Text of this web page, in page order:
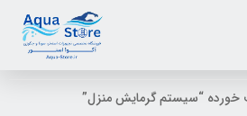
“سیستم گرمایش منزل”